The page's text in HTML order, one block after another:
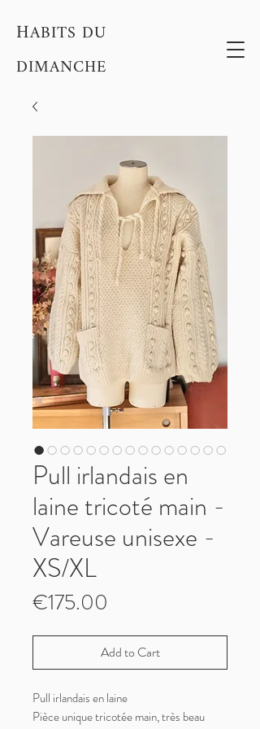
HABITS DU
DIMANCHE
Pull irlandais en
laine tricoté main -
Vareuse unisexe -
XS/XL
€175.00
Add to Cart
Pull irlandais en laine
Pièce unique tricotée main, très beau